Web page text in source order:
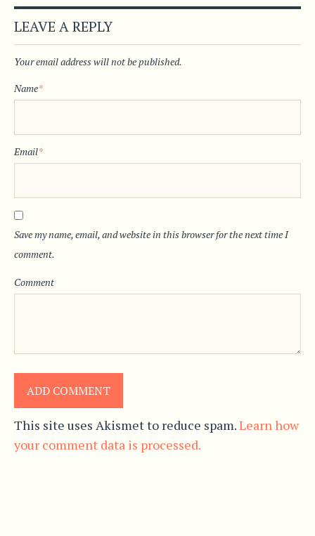
LEAVE A REPLY
Your email address will not be published.
Name*
Email*
Save my name, email, and website in this browser for the next time I
comment.
Comment
This site uses Akismet to reduce spam.Learn how
your comment data is processed.